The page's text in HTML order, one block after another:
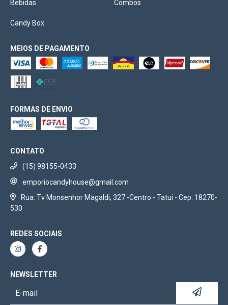
Bebidas Combos
Candy Box
MEIOS DE PAGAMENTO
FORMAS DE ENVIO
CONTATO
(15) 98155-0433
emporiocandyhouse@gmail.com
Rua: Tv Monsenhor Magaldi, 327 -Centro - Tatui - Cep: 18270-
530
REDES SOCIAIS
NEWSLETTER